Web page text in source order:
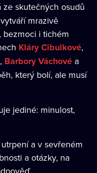
ze skutečných osudů
mrazivě
bezmoci i tichém
Kláry Cibulkové,
, Barbory Váchové a
který bolí, ale musí
jediné: minulost,
a v sevřeném
a otázky, na